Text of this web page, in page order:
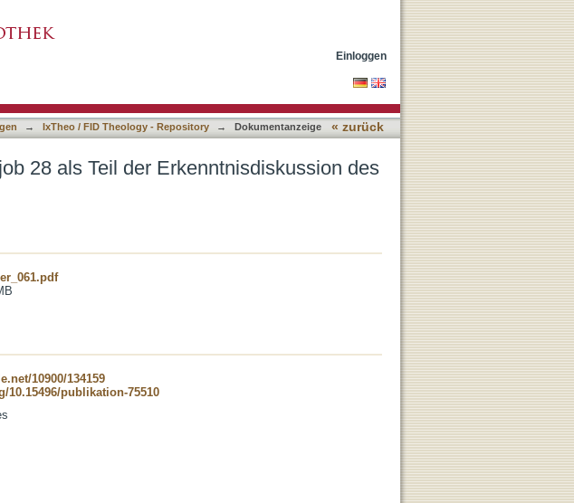
Einloggen
→ IxTheo / FID Theology - Repository → Dokumentanzeige « zurück
28 als Teil der Erkenntnisdiskussion des
10900/134159
10.15496/publikation-75510